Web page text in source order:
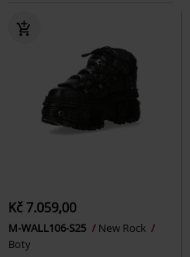
Kč 7.059,00
M-WALL106-S25
New Rock
Boty